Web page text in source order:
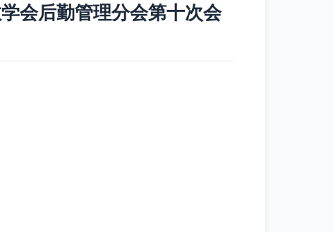
会后勤管理分会第十次会